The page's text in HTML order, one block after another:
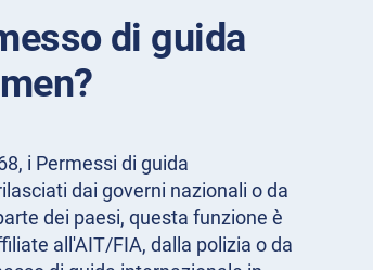
di guida
i Permessi di guida
dai governi nazionali o da
dei paesi, questa funzione è
all'AIT/FIA, dalla polizia o da